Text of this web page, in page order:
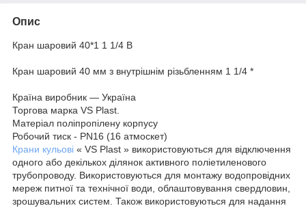
Опис
Кран шаровий 40*1 1 1/4 В
Кран шаровий 40 мм з внутрішнім різьбленням 1 1/4 *
Країна виробник — Україна
Торгова марка VS Plast.
Матеріал поліпропілену корпусу
Робочий тиск - PN16 (16 атмоскет)
Крани кульові « VS Plast » використовуються для відключення
одного або декількох ділянок активного поліетиленового
трубопроводу. Використовуються для монтажу водопровідних
мереж питної та технічної води, облаштовування свердловин,
зрошувальних систем. Також використовуються для надання